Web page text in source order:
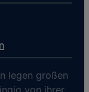
legen großen
von ihrer